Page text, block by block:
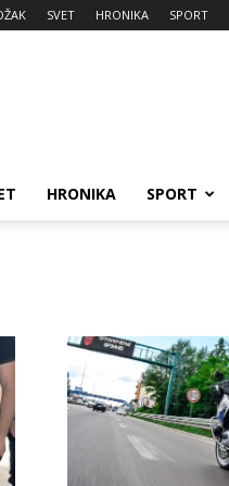
SVET HRONIKA SPORT
HRONIKA SPORT